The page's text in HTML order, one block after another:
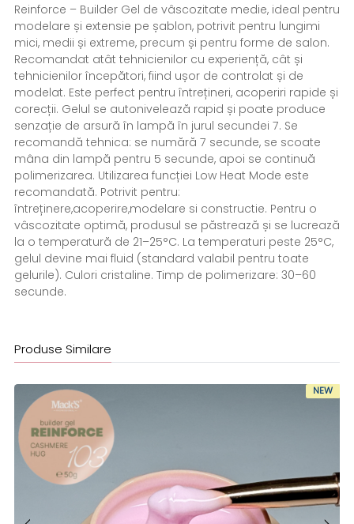
Reinforce – Builder Gel de vâscozitate medie, ideal pentru
modelare și extensie pe șablon, potrivit pentru lungimi
mici, medii și extreme, precum și pentru forme de salon.
Recomandat atât tehnicienilor cu experiență, cât și
tehnicienilor începători, fiind ușor de controlat și de
modelat. Este perfect pentru întrețineri, acoperiri rapide și
corecții. Gelul se autonivelează rapid și poate produce
senzație de arsură în lampă în jurul secundei 7. Se
recomandă tehnica: se numără 7 secunde, se scoate
mâna din lampă pentru 5 secunde, apoi se continuă
polimerizarea. Utilizarea funcției Low Heat Mode este
recomandată. Potrivit pentru:
întreținere,acoperire,modelare si constructie. Pentru o
vâscozitate optimă, produsul se păstrează și se lucrează
la o temperatură de 21–25°C. La temperaturi peste 25°C,
gelul devine mai fluid (standard valabil pentru toate
gelurile). Culori cristaline. Timp de polimerizare: 30–60
secunde.
Produse Similare
NEW